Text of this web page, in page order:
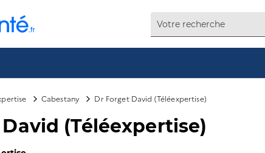
Cabestany Dr Forget David (Téléexpertise)
(Téléexpertise)